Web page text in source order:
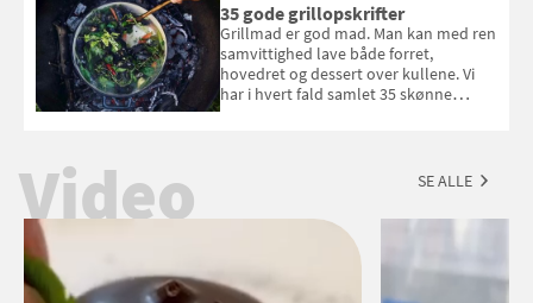
du kan vinde 6 flasker vin fra Viña
Esmeralda. Konkurrencen slutter 1.
september 2026.
35 gode grillopskrifter
Grillmad er god mad. Man kan med ren
samvittighed lave både forret,
hovedret og dessert over kullene. Vi
har i hvert fald samlet 35 skønne
Video SE ALLE